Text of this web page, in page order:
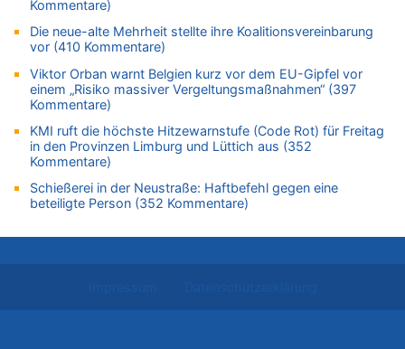
Tempolimit in 30er-Zonen – Untersuchung von Vias
08.08.2026 - 11:08 von Hans zu
Aachen ab 11. August wieder Mekka des Pferdesports –
Belgien setzt bei Reit-WM auf starke Springreiter
08.08.2026 - 10:21 von Hugo Egon Bernhard von Sinnen zu
In Belgien missachten zwei von drei Autofahrern das
Tempolimit in 30er-Zonen – Untersuchung von Vias
08.08.2026 - 10:07 von Hugo Egon Bernhard von Sinnen zu
08.08.2026 - 09:27 von Ermitler zu
Kommentare)
Die neue-alte Mehrheit stellte ihre Koalitionsvereinbarung
vor (410 Kommentare)
Viktor Orban warnt Belgien kurz vor dem EU-Gipfel vor
einem „Risiko massiver Vergeltungsmaßnahmen“ (397
Kommentare)
KMI ruft die höchste Hitzewarnstufe (Code Rot) für Freitag
in den Provinzen Limburg und Lüttich aus (352
Kommentare)
Schießerei in der Neustraße: Haftbefehl gegen eine
beteiligte Person (352 Kommentare)